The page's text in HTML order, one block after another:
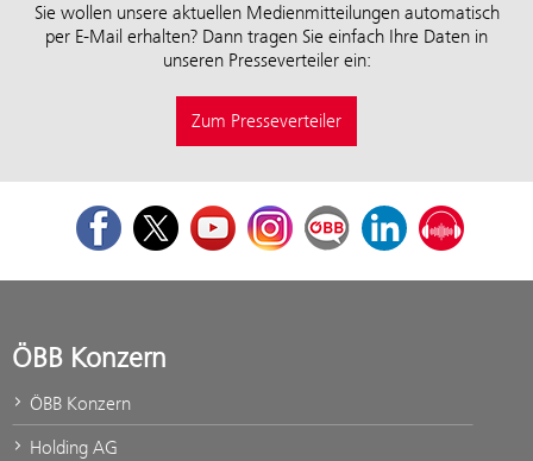
Sie wollen unsere aktuellen Medienmitteilungen automatisch
per E-Mail erhalten? Dann tragen Sie einfach Ihre Daten in
unseren Presseverteiler ein:
Zum Presseverteiler
FacebookTwitterYoutubeInstagramÖBB Corporate Blog
LinkedInPodcast
ÖBB Konzern
ÖBB Konzern
Holding AG